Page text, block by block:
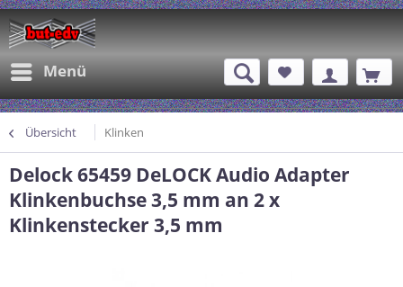
Menü
Übersicht Klinken
Delock 65459 DeLOCK Audio Adapter
Klinkenbuchse 3,5 mm an 2 x
Klinkenstecker 3,5 mm